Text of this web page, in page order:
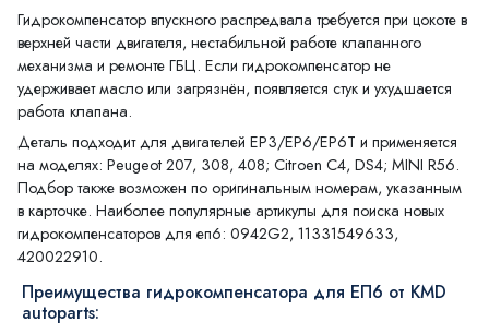
Гидрокомпенсатор впускного распредвала требуется при цокоте в
верхней части двигателя, нестабильной работе клапанного
механизма и ремонте ГБЦ. Если гидрокомпенсатор не
удерживает масло или загрязнён, появляется стук и ухудшается
работа клапана.
Деталь подходит для двигателей EP3/EP6/EP6T и применяется
на моделях: Peugeot 207, 308, 408; Citroen C4, DS4; MINI R56.
Подбор также возможен по оригинальным номерам, указанным
в карточке. Наиболее популярные артикулы для поиска новых
гидрокомпенсаторов для еп6: 0942G2, 11331549633,
420022910.
Преимущества гидрокомпенсатора для ЕП6 от KMD
autoparts: